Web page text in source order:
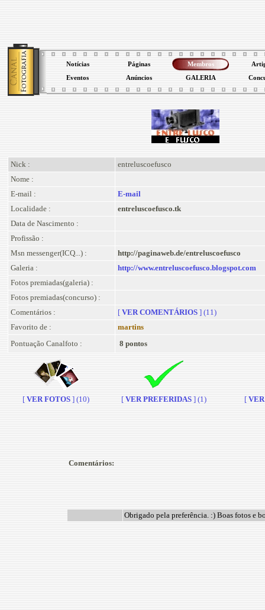
Notícias Páginas Membros
Eventos Anúncios GALERIA
Nick :
entreluscoefusco
Nome :
E-mail :
E-mail
Localidade :
entreluscoefusco.tk
Data de Nascimento :
Profissão :
Msn messenger(ICQ...) :
http://paginaweb.de/entreluscoefusco
Galeria :
http://www.entreluscoefusco.blogspot.com
Fotos premiadas(galeria) :
Fotos premiadas(concurso) :
Comentários :
[ VER COMENTÁRIOS ] (11)
Favorito de :
martins
Pontuação Canalfoto :
8 pontos
[ VER FOTOS ] (10) [ VER PREFERIDAS ] (1) [
Comentários:
Obrigado pela preferência. :) Boas fotos e